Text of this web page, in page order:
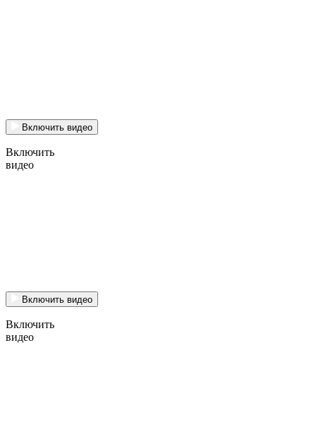
Включить видео
Включить
видео
Включить видео
Включить
видео